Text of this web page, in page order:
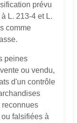
prévu
L. 213-4 et L.
comme
peines
ou vendu,
d'un contrôle
falsifiées à